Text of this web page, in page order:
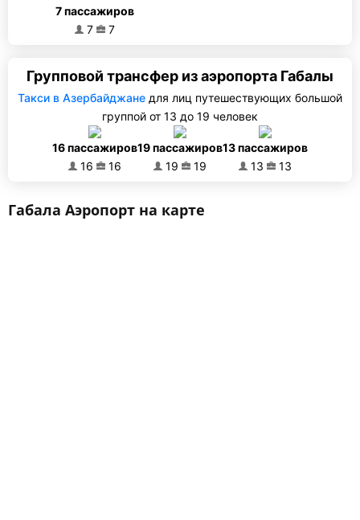
7 пассажиров
7
7
Групповой трансфер из аэропорта Габалы
Такси в Азербайджане для лиц путешествующих большой
группой от 13 до 19 человек
16 пассажиров
16
16
19 пассажиров
19
19
13 пассажиров
13
13
Габала Аэропорт на карте